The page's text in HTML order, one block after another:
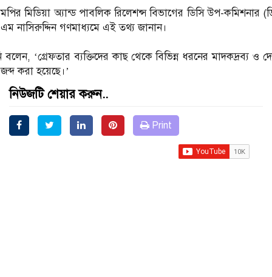
মিডিয়া অ্যান্ড পাবলিক রিলেশন্স বিভাগের ডিসি উপ-কমিশনার
নাসিরুদ্দিন গণমাধ্যমে এই তথ্য জানান।
বলেন, ‘গ্রেফতার ব্যক্তিদের কাছ থেকে বিভিন্ন ধরনের মাদকদ্রব্য ও
জব্দ করা হয়েছে।’
নিউজটি শেয়ার করুন..
Print